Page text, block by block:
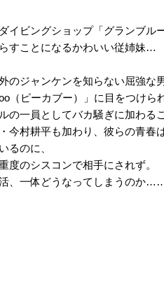
ビングショップ「グランブル
すことになるかわいい従姉妹…
ジャンケンを知らない屈強な
（ピーカブー）」に目をつけ
一員としてバカ騒ぎに加わる
村耕平も加わり、彼らの青春
るのに、
度のシスコンで相手にされず。
、一体どうなってしまうのか……